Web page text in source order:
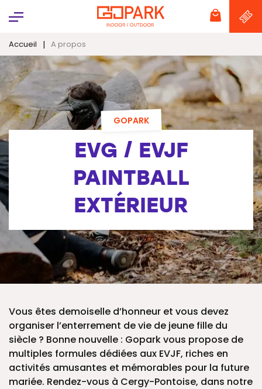
Panneau de gestion des cookies
Accueil | A propos
GOPARK
EVG / EVJF
PAINTBALL
EXTÉRIEUR
Vous êtes demoiselle d’honneur et vous devez
organiser l’enterrement de vie de jeune fille du
siècle ? Bonne nouvelle : Gopark vous propose de
multiples formules dédiées aux EVJF, riches en
activités amusantes et mémorables pour la future
mariée. Rendez-vous à Cergy-Pontoise, dans notre